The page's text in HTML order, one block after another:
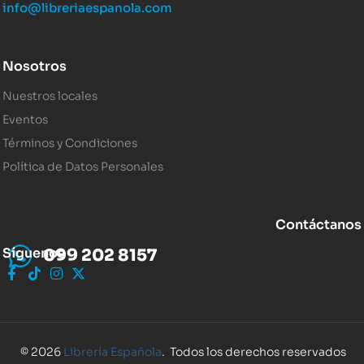
info@libreriaespanola.com
Nosotros
Nuestros locales
Eventos
Términos y Condiciones
Política de Datos Personales
Contáctanos
099 202 8157
Síguenos
© 2026 Librería Española. Todos los derechos reservados